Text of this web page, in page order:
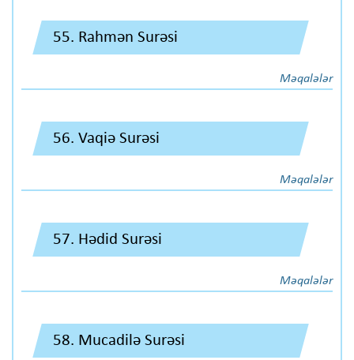
55. Rahmən Surəsi
Məqalələr
56. Vaqiə Surəsi
Məqalələr
57. Hədid Surəsi
Məqalələr
58. Mucadilə Surəsi